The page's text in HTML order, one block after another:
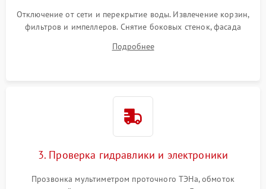
Отключение от сети и перекрытие воды. Извлечение корзин,
фильтров и импеллеров. Снятие боковых стенок, фасада
циркуляционному насосу, ТЭНу и сливной помпе.
Подробнее
3. Проверка гидравлики и электроники
Прозвонка мультиметром проточного ТЭНа, обмоток